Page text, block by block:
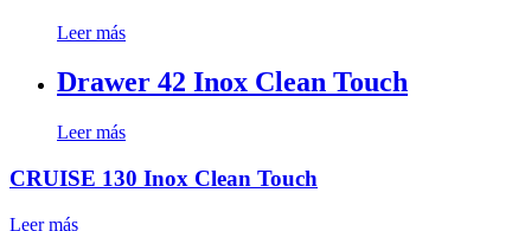
Leer más
Drawer 42 Inox Clean Touch
Leer más
CRUISE 130 Inox Clean Touch
Leer más